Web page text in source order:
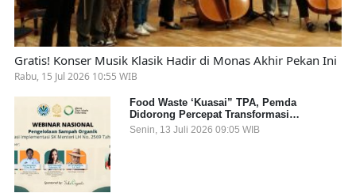
Gratis! Konser Musik Klasik Hadir di Monas Akhir Pekan Ini
Rabu, 15 Jul 2026 10:55 WIB
Food Waste ‘Kuasai” TPA, Pemda
Didorong Percepat Transformasi
Pengelolaan Sampah Organik dari Sumber
Senin, 13 Juli 2026 09:05 WIB